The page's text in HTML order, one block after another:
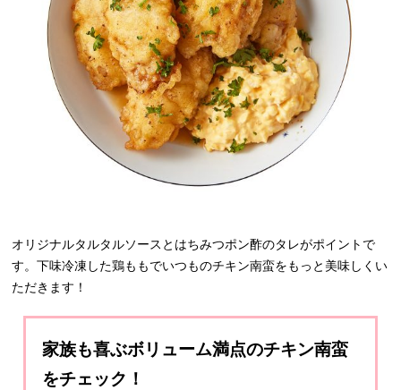
オリジナルタルタルソースとはちみつポン酢のタレがポイントで
す。下味冷凍した鶏ももでいつものチキン南蛮をもっと美味しくい
ただきます！
家族も喜ぶボリューム満点のチキン南蛮
をチェック！